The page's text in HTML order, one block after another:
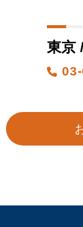
東京